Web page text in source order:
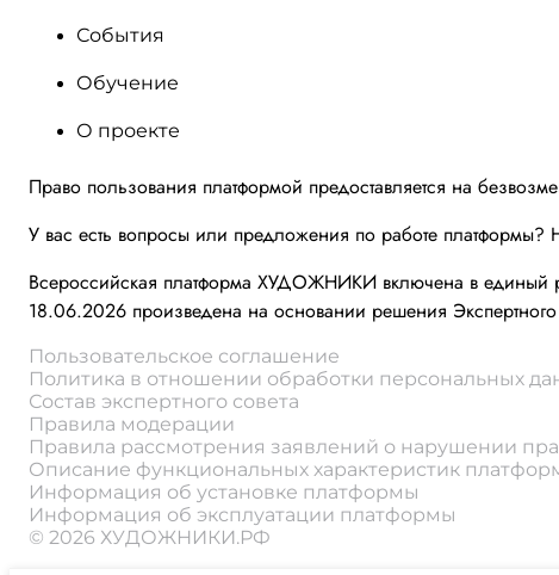
События
Обучение
О проекте
Право пользования платформой предоставляется на
У вас есть вопросы или предложения по работе платформы?
Всероссийская платформа ХУДОЖНИКИ включена в единый
18.06.2026 произведена на основании решения
Пользовательское соглашение
Политика в отношении обработки персональных
Состав экспертного совета
Правила модерации
Правила рассмотрения заявлений о нарушении
Описание функциональных характеристик
Информация об установке платформы
Информация об эксплуатации платформы
© 2026 ХУДОЖНИКИ.РФ